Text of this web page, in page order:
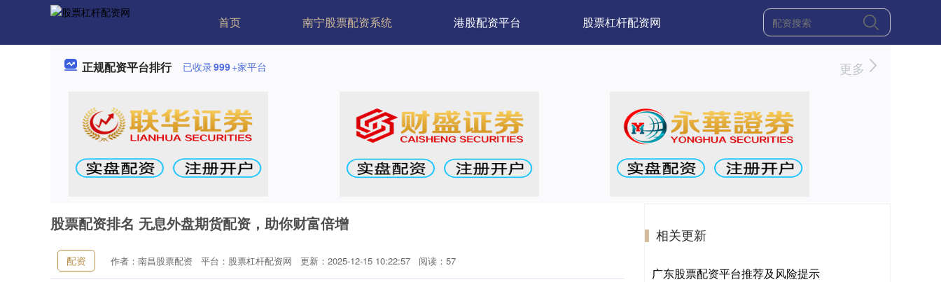
首页 南宁股票配资系统 港股配资平台 股票杠杆配资网
正规配资平台排行 已收录999+家平台 更多
股票配资排名 无息外盘期货配资，助你财富倍增
配资 作者：南昌股票配资 平台：股票杠杆配资网 更新：2025-12-15 10:22:57 阅读：57
相关更新
广东股票配资平台推荐及风险提示